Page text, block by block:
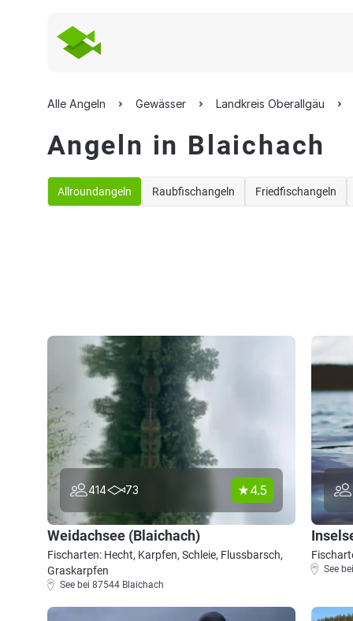
Alle Angeln Gewässer Landkreis Oberallgäu
Angeln in Blaichach
Allroundangeln Raubfischangeln Friedfischangeln
414 73 4.5
Weidachsee (Blaichach)
Fischarten: Hecht, Karpfen, Schleie, Flussbarsch,
Graskarpfen
See bei 87544 Blaichach
See